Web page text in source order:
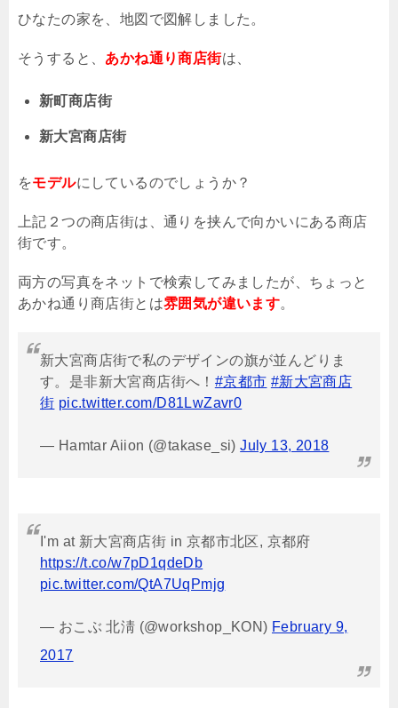
ひなたの家を、地図で図解しました。
そうすると、 あかね通り商店街は、
新町商店街
新大宮商店街
をモデルにしているのでしょうか？
上記２つの商店街は、通りを挟んで向かいにある商店
街です。
両方の写真をネットで検索してみましたが、ちょっと
あかね通り商店街とは雰囲気が違います。
新大宮商店街で私のデザインの旗が並んどりま
す。是非新大宮商店街へ！ #京都市 #新大宮商店
街 pic.twitter.com/D81LwZavr0
— Hamtar Aiion (@takase_si)July 13, 2018
I'm at 新大宮商店街 in 京都市北区, 京都府
https://t.co/w7pD1qdeDb
pic.twitter.com/QtA7UqPmjg
— おこぶ 北淸 (@workshop_KON) February 9,
2017